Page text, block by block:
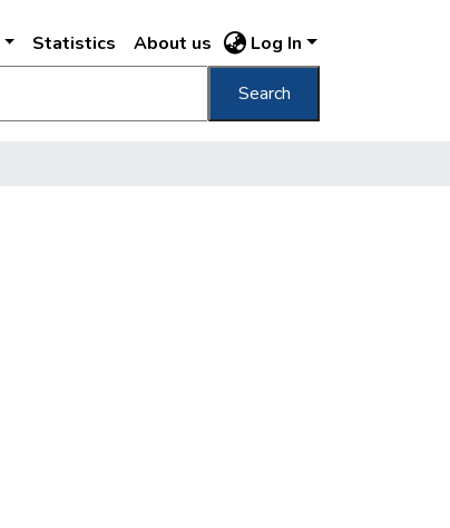
Statistics About us Log In
Search